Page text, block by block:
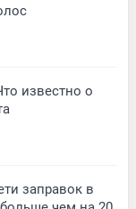
известно о
заправок в